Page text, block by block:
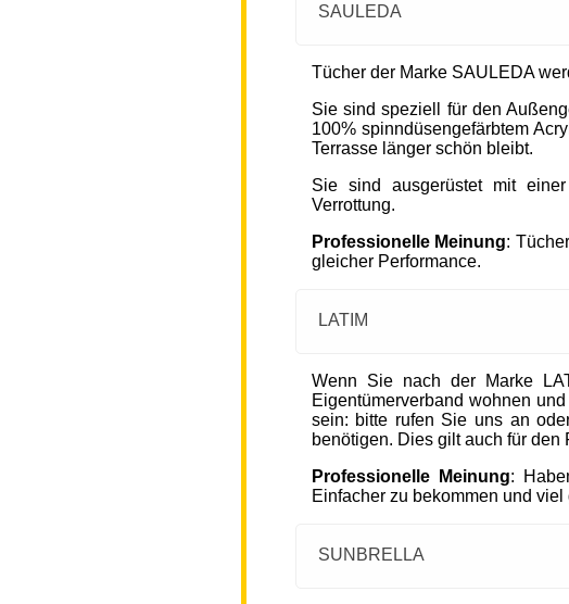
SAULEDA
Tücher der Marke SAULEDA
Sie sind speziell für den
100% spinndüsengefärbtem
Terrasse länger schön bleibt.
Sie sind ausgerüstet mit
Verrottung.
Professionelle Meinung:
gleicher Performance.
LATIM
Wenn Sie nach der Marke
Eigentümerverband wohnen
sein: bitte rufen Sie uns an
benötigen. Dies gilt auch für
Professionelle Meinung:
Einfacher zu bekommen und
SUNBRELLA